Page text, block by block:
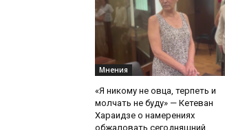
Мнения
«Я никому не овца, терпеть и
молчать не буду» — Кетеван
Хараидзе о намерениях
обжаловать сегодняшний